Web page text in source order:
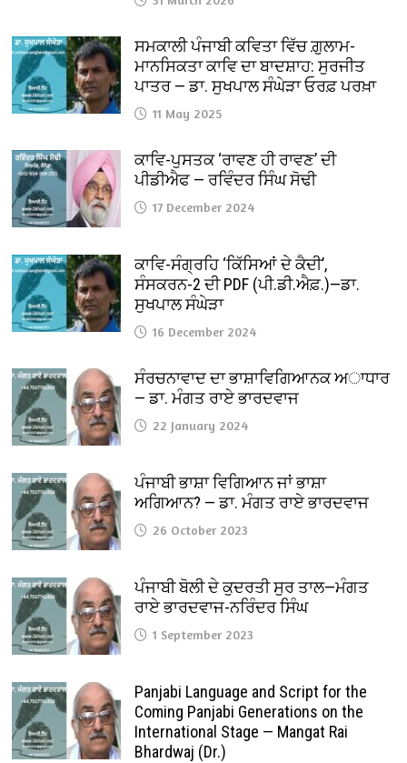
ਸਮਕਾਲੀ ਪੰਜਾਬੀ ਕਵਿਤਾ ਵਿੱਚ ਗ਼ੁਲਾਮ-
ਮਾਨਸਿਕਤਾ ਕਾਵਿ ਦਾ ਬਾਦਸ਼ਾਹ: ਸੁਰਜੀਤ
ਪਾਤਰ — ਡਾ. ਸੁਖਪਾਲ ਸੰਘੇੜਾ ਓਰਫ਼ ਪਰਖ਼ਾ
11 May 2025
ਕਾਵਿ-ਪੁਸਤਕ ‘ਰਾਵਣ ਹੀ ਰਾਵਣ’ ਦੀ
ਪੀਡੀਐਫ — ਰਵਿੰਦਰ ਸਿੰਘ ਸੋਢੀ
17 December 2024
ਕਾਵਿ-ਸੰਗ੍ਰਹਿ ‘ਕਿੱਸਿਆਂ ਦੇ ਕੈਦੀ’,
ਸੰਸਕਰਨ-2 ਦੀ PDF (ਪੀ.ਡੀ.ਐਫ਼.)—ਡਾ.
ਸੁਖਪਾਲ ਸੰਘੇੜਾ
16 December 2024
ਸੰਰਚਨਾਵਾਦ ਦਾ ਭਾਸ਼ਾਵਿਗਿਆਨਕ ਅਾਧਾਰ
— ਡਾ. ਮੰਗਤ ਰਾਏ ਭਾਰਦਵਾਜ
22 January 2024
ਪੰਜਾਬੀ ਭਾਸ਼ਾ ਵਿਗਿਆਨ ਜਾਂ ਭਾਸ਼ਾ
ਅਗਿਆਨ? — ਡਾ. ਮੰਗਤ ਰਾਏ ਭਾਰਦਵਾਜ
26 October 2023
ਪੰਜਾਬੀ ਬੋਲੀ ਦੇ ਕੁਦਰਤੀ ਸੁਰ ਤਾਲ—ਮੰਗਤ
ਰਾਏ ਭਾਰਦਵਾਜ-ਨਰਿੰਦਰ ਸਿੰਘ
1 September 2023
Panjabi Language and Script for the
Coming Panjabi Generations on the
International Stage — Mangat Rai
Bhardwaj (Dr.)